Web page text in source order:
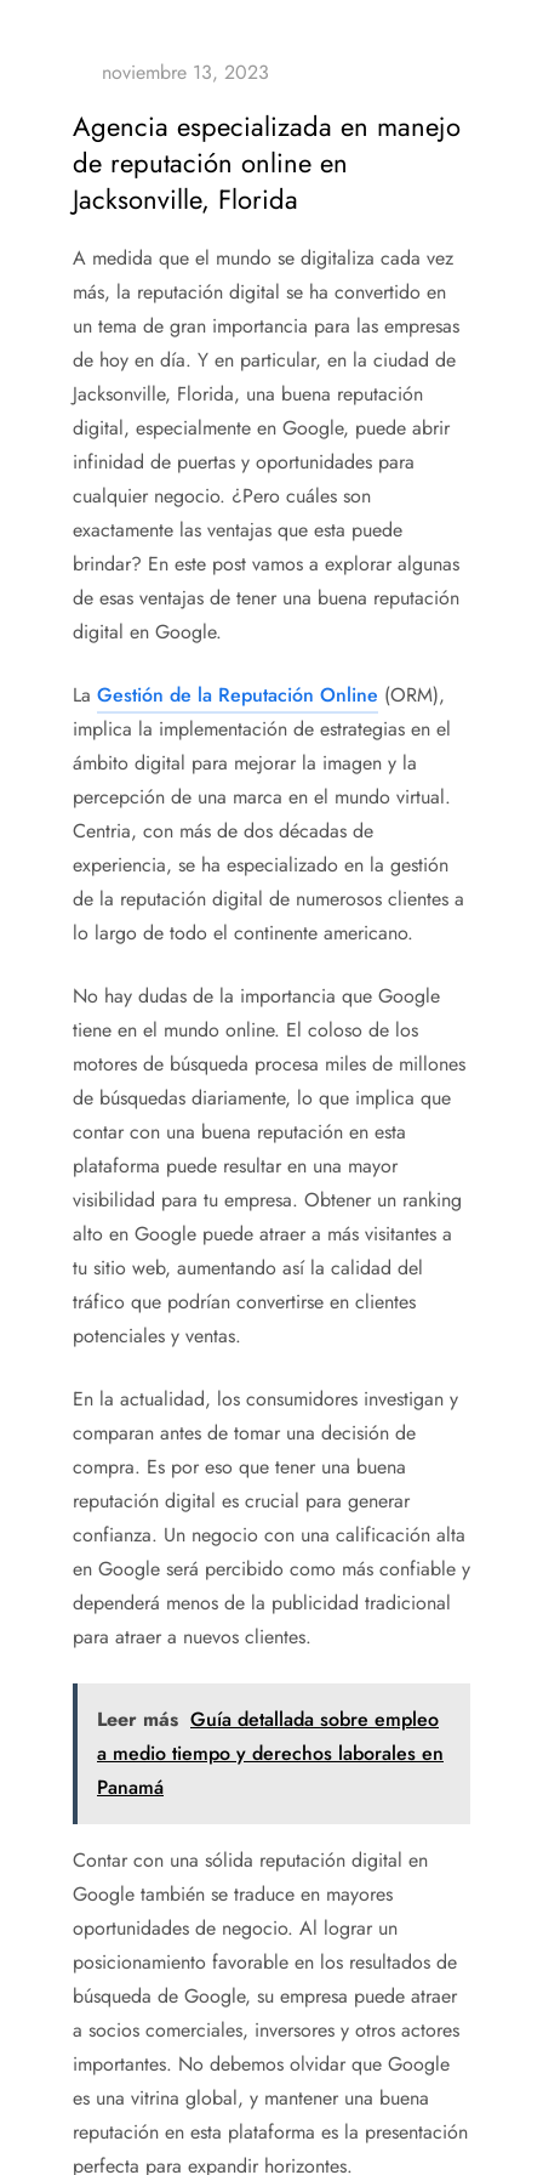
Agencia especializada en manejo
de reputación online en
Jacksonville, Florida
A medida que el mundo se digitaliza cada vez
más, la reputación digital se ha convertido en
un tema de gran importancia para las empresas
de hoy en día. Y en particular, en la ciudad de
Jacksonville, Florida, una buena reputación
digital, especialmente en Google, puede abrir
infinidad de puertas y oportunidades para
cualquier negocio. ¿Pero cuáles son
exactamente las ventajas que esta puede
brindar? En este post vamos a explorar algunas
de esas ventajas de tener una buena reputación
digital en Google.
La Gestión de la Reputación Online (ORM),
implica la implementación de estrategias en el
ámbito digital para mejorar la imagen y la
percepción de una marca en el mundo virtual.
Centria, con más de dos décadas de
experiencia, se ha especializado en la gestión
de la reputación digital de numerosos clientes a
lo largo de todo el continente americano.
No hay dudas de la importancia que Google
tiene en el mundo online. El coloso de los
motores de búsqueda procesa miles de millones
de búsquedas diariamente, lo que implica que
contar con una buena reputación en esta
plataforma puede resultar en una mayor
visibilidad para tu empresa. Obtener un ranking
alto en Google puede atraer a más visitantes a
tu sitio web, aumentando así la calidad del
tráfico que podrían convertirse en clientes
potenciales y ventas.
En la actualidad, los consumidores investigan y
comparan antes de tomar una decisión de
compra. Es por eso que tener una buena
reputación digital es crucial para generar
confianza. Un negocio con una calificación alta
en Google será percibido como más confiable y
dependerá menos de la publicidad tradicional
para atraer a nuevos clientes.
Leer más Guía detallada sobre empleo
a medio tiempo y derechos laborales en
Panamá
Contar con una sólida reputación digital en
Google también se traduce en mayores
oportunidades de negocio. Al lograr un
posicionamiento favorable en los resultados de
búsqueda de Google, su empresa puede atraer
a socios comerciales, inversores y otros actores
importantes. No debemos olvidar que Google
es una vitrina global, y mantener una buena
reputación en esta plataforma es la presentación
perfecta para expandir horizontes.